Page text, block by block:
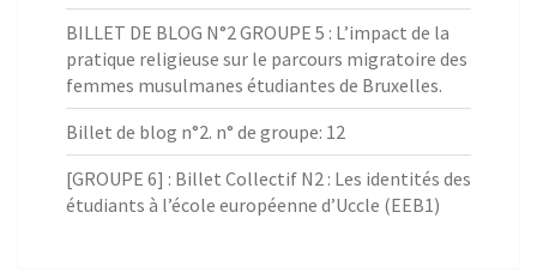
BILLET DE BLOG N°2 GROUPE 5 : L’impact de la
pratique religieuse sur le parcours migratoire des
femmes musulmanes étudiantes de Bruxelles.
Billet de blog n°2. n° de groupe: 12
[GROUPE 6] : Billet Collectif N2 : Les identités des
étudiants à l’école européenne d’Uccle (EEB1)